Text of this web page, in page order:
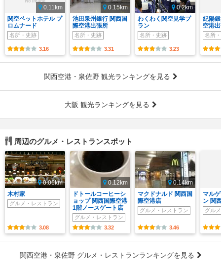
0.11km
関空ペットホテル プ
ロムナード
名所・史跡
3.16
0.15km
池田泉州銀行 関西国
際空港出張所
名所・史跡
3.31
0.2km
わくわく関空見学プ
ラン
名所・史跡
3.23
紀陽
空港
名所
関西空港・泉佐野 観光ランキングを見る
大阪 観光ランキングを見る
周辺のグルメ・レストランスポット
0.06km
木村家
グルメ・レストラン
3.08
0.12km
ドトールコーヒーシ
ョップ 関西国際空港
1階ノースゲート店
グルメ・レストラン
3.32
0.14km
マクドナルド 関西国
際空港店
グルメ・レストラン
3.46
マル
ン 関
グル
関西空港・泉佐野 グルメ・レストランランキングを見る